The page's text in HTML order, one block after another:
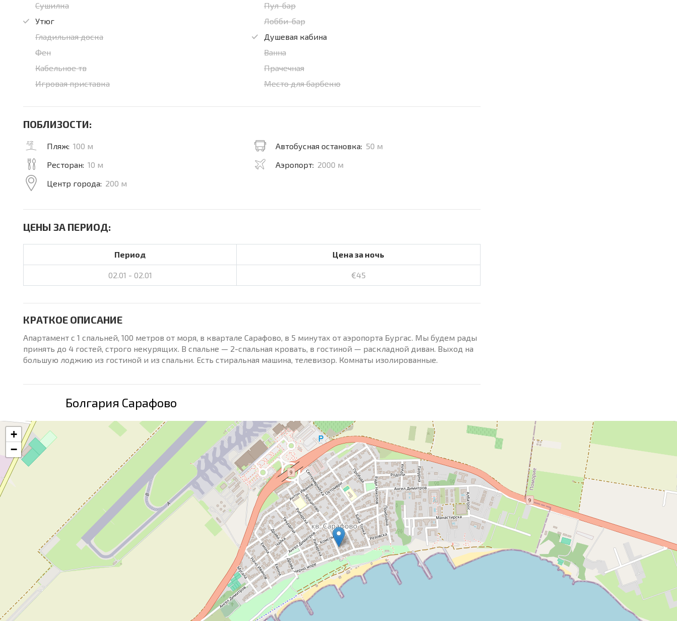
Сушилка
Утюг
Гладильная доска
Фен
Кабельное тв
Игровая приставка
Пул-бар
Лобби-бар
Душевая кабина
Ванна
Прачечная
Место для барбекю
ПОБЛИЗОСТИ:
Пляж: 100 м
Ресторан: 10 м
Центр города: 200 м
Автобусная остановка: 50 м
Аэропорт: 2000 м
ЦЕНЫ ЗА ПЕРИОД:
Период Цена за ночь
02.01 - 02.01 €45
КРАТКОЕ ОПИСАНИЕ
Апартамент с 1 спальней, 100 метров от моря, в квартале Сарафово, в 5 минутах от аэропорта Бургас. Мы будем рады
принять до 4 гостей, строго некурящих. В спальне — 2-спальная кровать, в гостиной — раскладной диван. Выход на
большую лоджию из гостиной и из спальни. Есть стиральная машина, телевизор. Комнаты изолированные.
Болгария Сарафово
+
−